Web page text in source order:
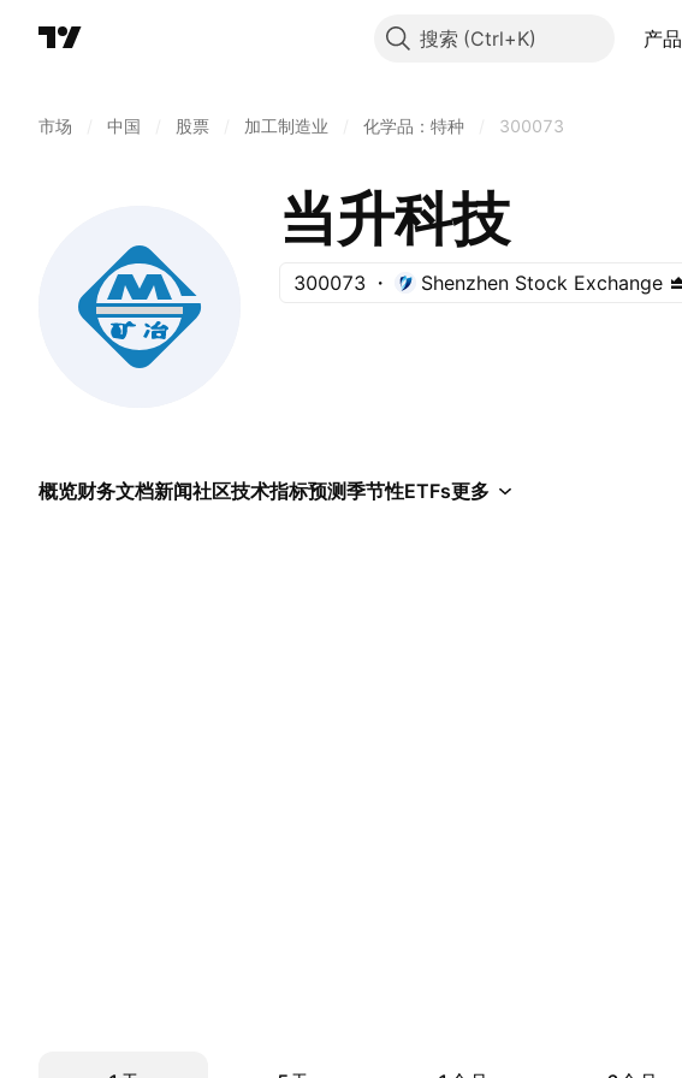
搜索 产品
市场 中国 股票 加工制造业 化学品：特种 300073
当升科技
300073 Shenzhen Stock Exchange
概览财务文档新闻社区技术指标预测季节性ETFs更多